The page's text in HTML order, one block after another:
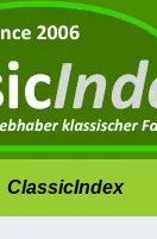
ClassicIndex